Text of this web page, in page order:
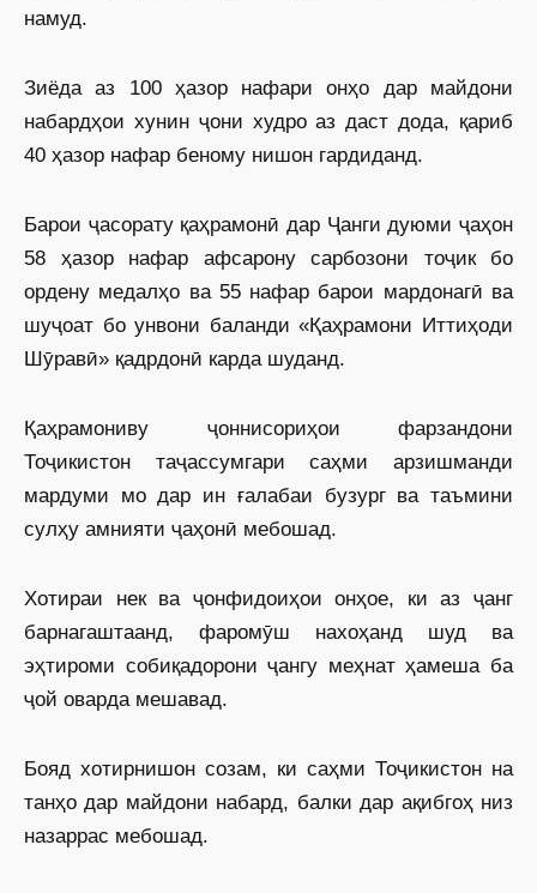
намуд.
Зиёда аз 100 ҳазор нафари онҳо дар майдони
набардҳои хунин ҷони худро аз даст дода, қариб
40 ҳазор нафар беному нишон гардиданд.
Барои ҷасорату қаҳрамонӣ дар Ҷанги дуюми ҷаҳон
58 ҳазор нафар афсарону сарбозони тоҷик бо
ордену медалҳо ва 55 нафар барои мардонагӣ ва
шуҷоат бо унвони баланди «Қаҳрамони Иттиҳоди
Шӯравӣ» қадрдонӣ карда шуданд.
Қаҳрамониву ҷоннисориҳои фарзандони
Тоҷикистон таҷассумгари саҳми арзишманди
мардуми мо дар ин ғалабаи бузург ва таъмини
сулҳу амнияти ҷаҳонӣ мебошад.
Хотираи нек ва ҷонфидоиҳои онҳое, ки аз ҷанг
барнагаштаанд, фаромӯш нахоҳанд шуд ва
эҳтироми собиқадорони ҷангу меҳнат ҳамеша ба
ҷой оварда мешавад.
Бояд хотирнишон созам, ки саҳми Тоҷикистон на
танҳо дар майдони набард, балки дар ақибгоҳ низ
назаррас мебошад.